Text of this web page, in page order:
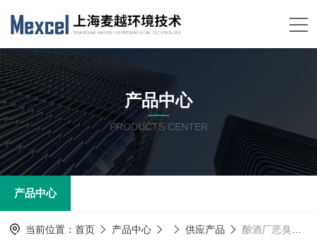
产品中心
PRODUCTS CENTER
产品中心
当前位置： 首页 产品中心 供应产品 酿酒厂恶臭异味在线检测 臭气自动在线监测系统方案